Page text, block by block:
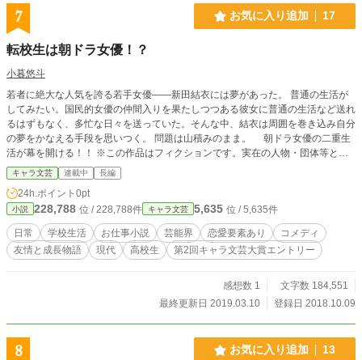
7 お気に入り追加 17
転校生は朝ドラ女優！？
小暮悠斗
若者に絶大な人気を誇る若手女優――新田結衣には夢があった。 普通の生活が
してみたい。国民的女優の仲間入りを果たしつつある彼女に普通の生活など送れ
るはずもなく、多忙な日々を送っていた。そんな中、結衣は周囲を巻き込み自分
の夢をかなえる手段を思いつく。 問題は山積みのまま。 朝ドラ女優の二重生
活が幕を開ける！！ ※この作品はフィクションです。実在の人物・団体等とは
一切関係ありません。 小説サイト｢小説家になろう｣「カクヨム」にも掲載し
ています。
キャラ文芸 連載中 長編
24h.ポイント 0pt
小説 228,788 位 / 228,788件 キャラ文芸 5,635 位 / 5,635件
日常 学校生活 お仕事小説 芸能界 恋愛要素あり
コメディ
友情と成長物語
現代 高校生 第2回キャラ文芸大賞エントリー
感想数 1
文字数 184,551
最終更新日 2019.03.10
登録日 2018.10.09
8 お気に入り追加 13